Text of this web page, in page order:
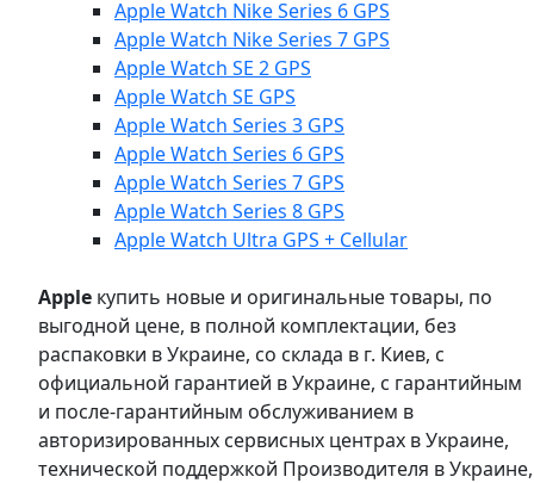
Apple Watch Nike Series 6 GPS
Apple Watch Nike Series 7 GPS
Apple Watch SE 2 GPS
Apple Watch SE GPS
Apple Watch Series 3 GPS
Apple Watch Series 6 GPS
Apple Watch Series 7 GPS
Apple Watch Series 8 GPS
Apple Watch Ultra GPS + Cellular
Apple купить новые и оригинальные товары, по
выгодной цене, в полной комплектации, без
распаковки в Украине, со склада в г. Киев, с
официальной гарантией в Украине, с гарантийным
и после-гарантийным обслуживанием в
авторизированных сервисных центрах в Украине,
технической поддержкой Производителя в Украине,